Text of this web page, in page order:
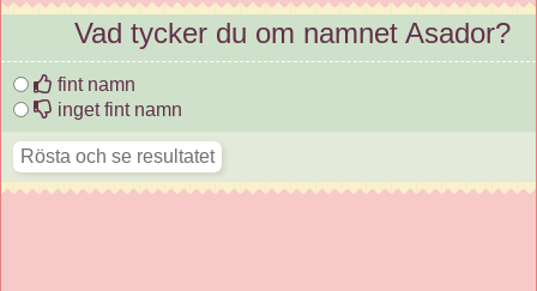
Vad tycker du om namnet Asador?
fint namn
inget fint namn